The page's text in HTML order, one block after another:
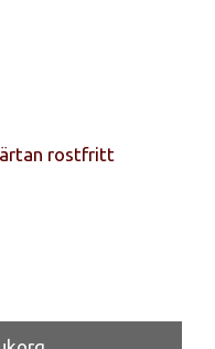
rostfritt